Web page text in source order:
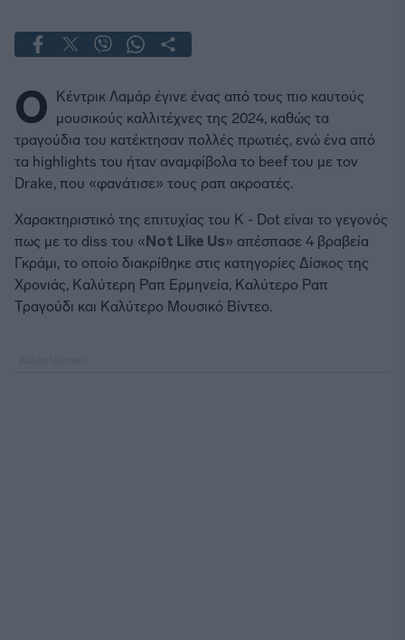
Ο Κέντρικ Λαμάρ έγινε ένας από τους πιο καυτούς
μουσικούς καλλιτέχνες της 2024, καθώς τα
τραγούδια του κατέκτησαν πολλές πρωτιές, ενώ ένα από
τα highlights του ήταν αναμφίβολα το beef του με τον
Drake, που «φανάτισε» τους ραπ ακροατές.
Χαρακτηριστικό της επιτυχίας του Κ - Dot είναι το γεγονός
πως με το diss του «Not Like Us» απέσπασε 4 βραβεία
Γκράμι, το οποίο διακρίθηκε στις κατηγορίες Δίσκος της
Χρονιάς, Καλύτερη Ραπ Ερμηνεία, Καλύτερο Ραπ
Τραγούδι και Καλύτερο Μουσικό Βίντεο.